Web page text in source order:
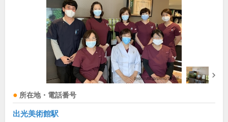
所在地・電話番号
出光美術館駅